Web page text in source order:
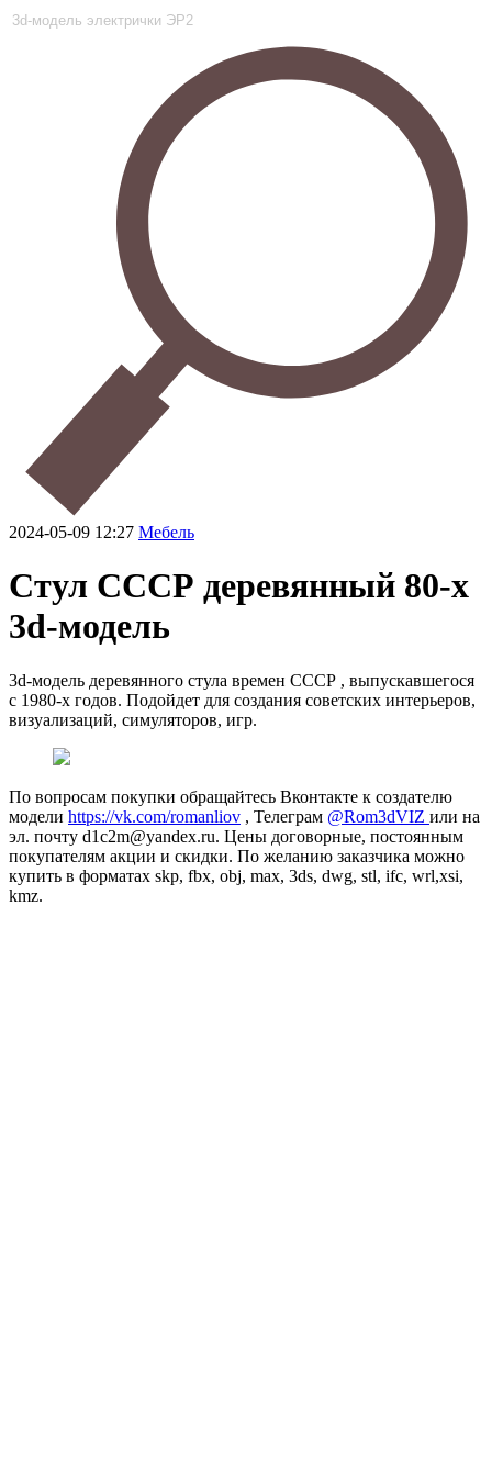
2024-05-09 12:27 Мебель
Стул СССР деревянный 80-х
3d-модель
3d-модель деревянного стула времен СССР , выпускавшегося
с 1980-х годов. Подойдет для создания советских интерьеров,
визуализаций, симуляторов, игр.
По вопросам покупки обращайтесь Вконтакте к создателю
модели https://vk.com/romanliov , Телеграм @Rom3dVIZ или на
эл. почту d1c2m@yandex.ru. Цены договорные, постоянным
покупателям акции и скидки. По желанию заказчика можно
купить в форматах skp, fbx, obj, max, 3ds, dwg, stl, ifc, wrl,xsi,
kmz.